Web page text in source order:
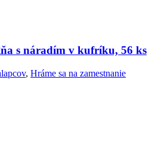
s náradím v kufríku, 56 ks
, Hráme sa na zamestnanie